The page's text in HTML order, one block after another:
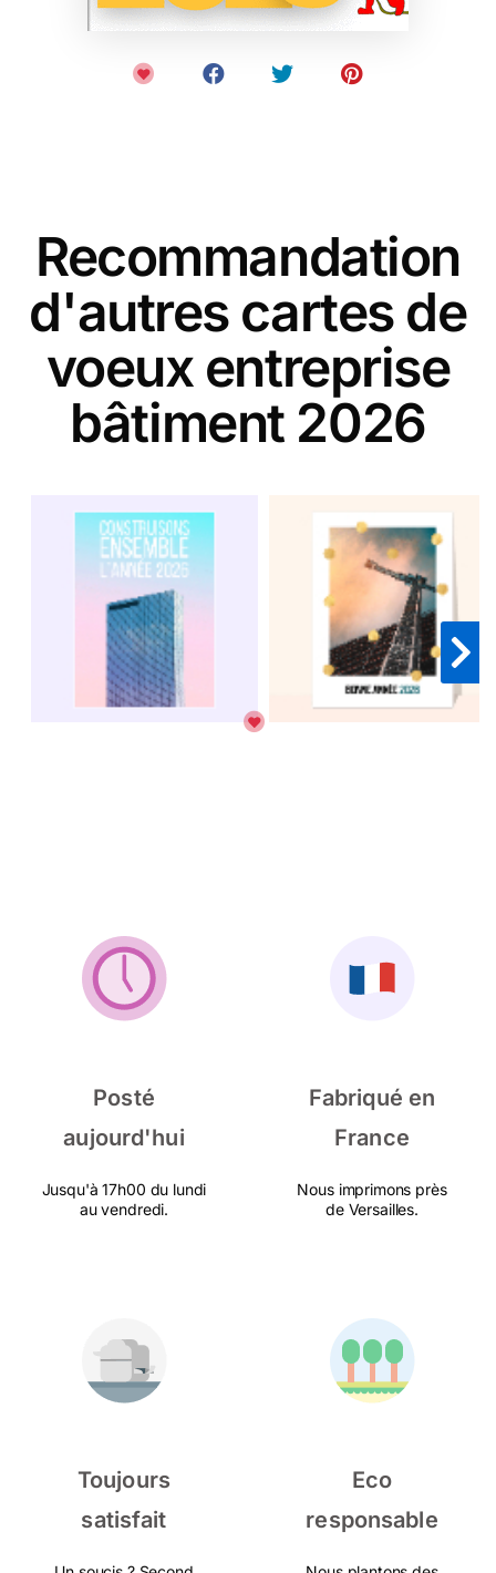
Recommandation
d'autres cartes de
voeux entreprise
bâtiment 2026
Posté
aujourd'hui
Jusqu'à 17h00 du lundi
au vendredi.
Fabriqué en
France
Nous imprimons près
de Versailles.
Toujours
satisfait
Eco
responsable